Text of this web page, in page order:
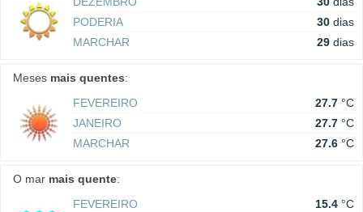
PODERIA
30 dias
MARCHAR
29 dias
Meses mais quentes:
FEVEREIRO
27.7 °C
JANEIRO
27.7 °C
MARCHAR
27.6 °C
O mar mais quente:
FEVEREIRO
15.4 °C